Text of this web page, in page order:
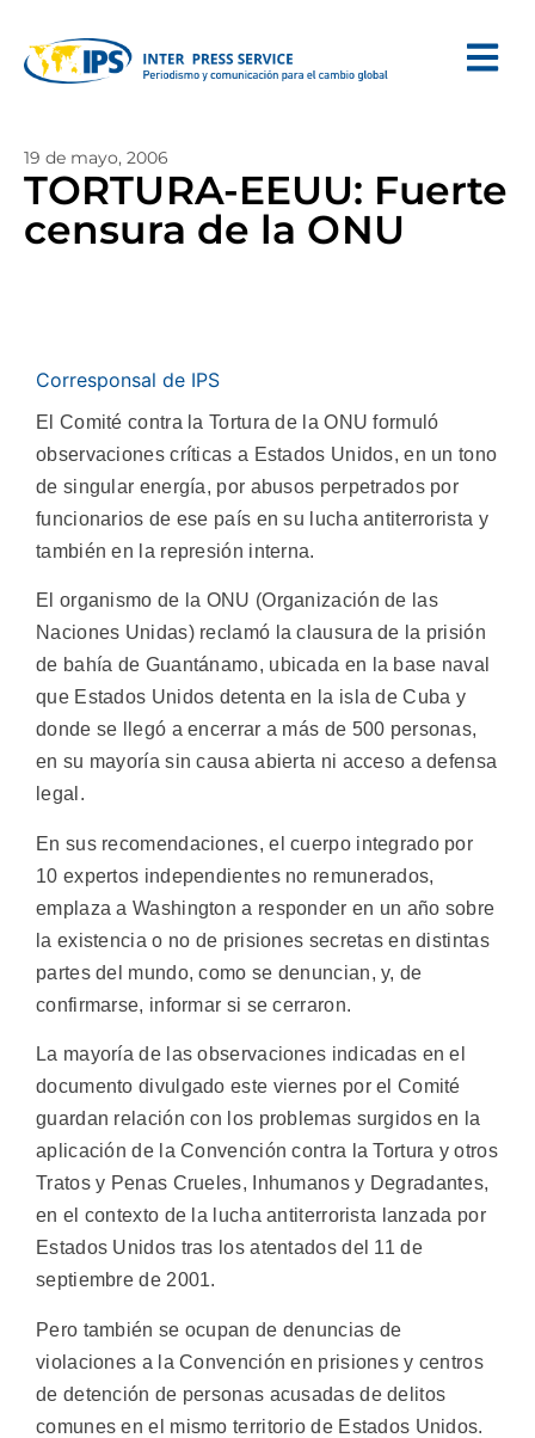
19 de mayo, 2006
TORTURA-EEUU: Fuerte
censura de la ONU
Corresponsal de IPS
El Comité contra la Tortura de la ONU formuló
observaciones críticas a Estados Unidos, en un tono
de singular energía, por abusos perpetrados por
funcionarios de ese país en su lucha antiterrorista y
también en la represión interna.
El organismo de la ONU (Organización de las
Naciones Unidas) reclamó la clausura de la prisión
de bahía de Guantánamo, ubicada en la base naval
que Estados Unidos detenta en la isla de Cuba y
donde se llegó a encerrar a más de 500 personas,
en su mayoría sin causa abierta ni acceso a defensa
legal.
En sus recomendaciones, el cuerpo integrado por
10 expertos independientes no remunerados,
emplaza a Washington a responder en un año sobre
la existencia o no de prisiones secretas en distintas
partes del mundo, como se denuncian, y, de
confirmarse, informar si se cerraron.
La mayoría de las observaciones indicadas en el
documento divulgado este viernes por el Comité
guardan relación con los problemas surgidos en la
aplicación de la Convención contra la Tortura y otros
Tratos y Penas Crueles, Inhumanos y Degradantes,
en el contexto de la lucha antiterrorista lanzada por
Estados Unidos tras los atentados del 11 de
septiembre de 2001.
Pero también se ocupan de denuncias de
violaciones a la Convención en prisiones y centros
de detención de personas acusadas de delitos
comunes en el mismo territorio de Estados Unidos.